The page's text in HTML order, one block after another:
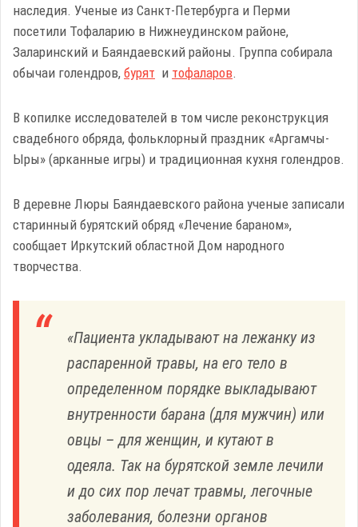
наследия. Ученые из Санкт-Петербурга и Перми
посетили Тофаларию в Нижнеудинском районе,
Заларинский и Баяндаевский районы. Группа собирала
обычаи голендров, бурят и тофаларов.
В копилке исследователей в том числе реконструкция
свадебного обряда, фольклорный праздник «Аргамчы-
Ыры» (арканные игры) и традиционная кухня голендров.
В деревне Люры Баяндаевского района ученые записали
старинный бурятский обряд «Лечение бараном»,
сообщает Иркутский областной Дом народного
творчества.
«Пациента укладывают на лежанку из
распаренной травы, на его тело в
определенном порядке выкладывают
внутренности барана (для мужчин) или
овцы – для женщин, и кутают в
одеяла. Так на бурятской земле лечили
и до сих пор лечат травмы, легочные
заболевания, болезни органов